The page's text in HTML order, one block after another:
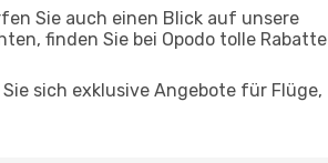
Sie auch einen Blick auf unsere
finden Sie bei Opodo tolle Rabatte
sich exklusive Angebote für Flüge,